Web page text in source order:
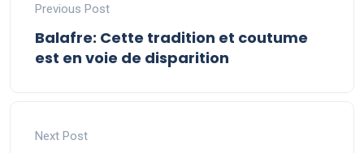
Previous Post
Balafre: Cette tradition et coutume
est en voie de disparition
Next Post